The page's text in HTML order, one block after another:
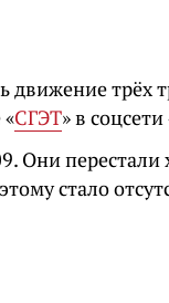
движение трёх
СГЭТ» в
Они перестали
стало